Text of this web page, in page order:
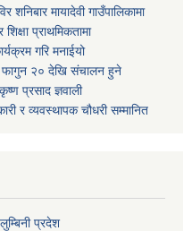
शनिबार मायादेवी गाउँपालिकामा
प्राथमिकतामा
गरि मनाईयो
फागुन २० देखि संचालन हुने
प्रसाद ज्ञवाली
र व्यवस्थापक चौधरी सम्मानित
प्रदेश